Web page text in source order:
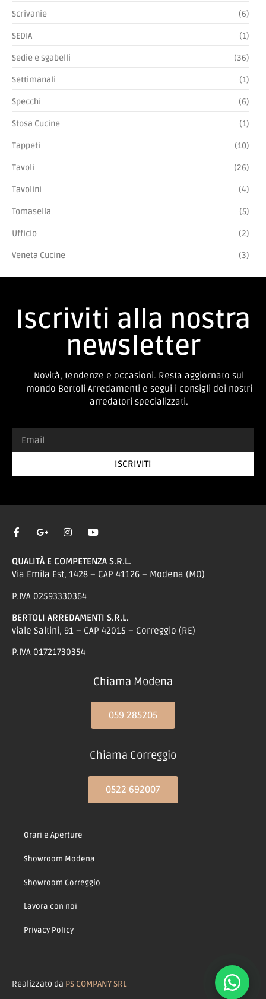
Scrivanie (6)
SEDIA (1)
Sedie e sgabelli (36)
Settimanali (1)
Specchi (6)
Stosa Cucine (1)
Tappeti (10)
Tavoli (26)
Tavolini (4)
Tomasella (5)
Ufficio (2)
Veneta Cucine (3)
Iscriviti alla nostra
newsletter
Novità, tendenze e occasioni. Resta aggiornato sul
mondo Bertoli Arredamenti e segui i consigli dei nostri
arredatori specializzati.
ISCRIVITI
QUALITÀ E COMPETENZA S.R.L.
Via Emila Est, 1428 – CAP 41126 – Modena (MO)
P.IVA 02593330364
BERTOLI ARREDAMENTI S.R.L.
viale Saltini, 91 – CAP 42015 – Correggio (RE)
P.IVA 01721730354
Chiama Modena
059 285205
Chiama Correggio
0522 692007
Orari e Aperture
Showroom Modena
Showroom Correggio
Lavora con noi
Privacy Policy
Realizzato da PS COMPANY SRL